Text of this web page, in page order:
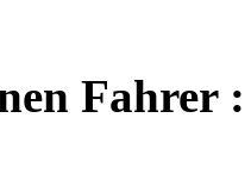
Fahrer :